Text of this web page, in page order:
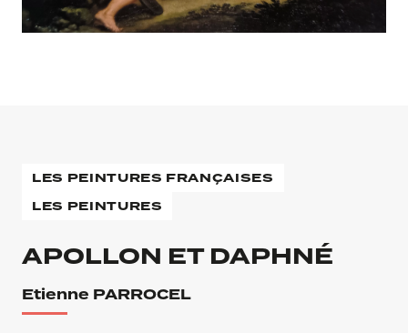
LES PEINTURES FRANÇAISES
LES PEINTURES
APOLLON ET DAPHNÉ
Etienne PARROCEL